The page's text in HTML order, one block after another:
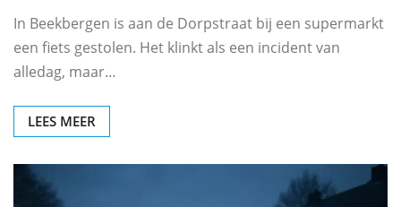
In Beekbergen is aan de Dorpstraat bij een supermarkt
een fiets gestolen. Het klinkt als een incident van
alledag, maar…
LEES MEER